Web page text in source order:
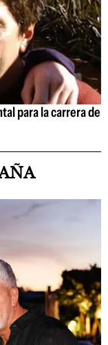
para la carrera de